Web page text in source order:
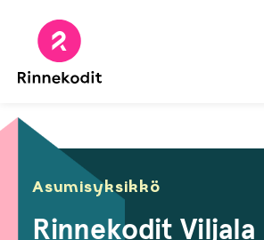
sisältöön
Asumisyksikkö
Rinnekodit Viljala